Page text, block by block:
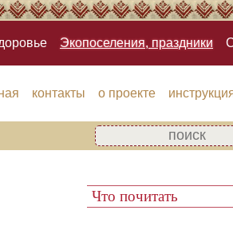
Экопоселения, праздники
контакты о проекте
Что почитать